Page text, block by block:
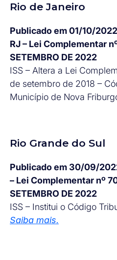
Rio de Janeiro
Publicado em 01/10/2022
RJ – Lei Complementar
SETEMBRO DE 2022
ISS – Altera a Lei
de setembro de 2018 –
Município de Nova
Rio Grande do Sul
Publicado em 30/09/
– Lei Complementar nº
SETEMBRO DE 2022
ISS – Institui o Código
Saiba mais.